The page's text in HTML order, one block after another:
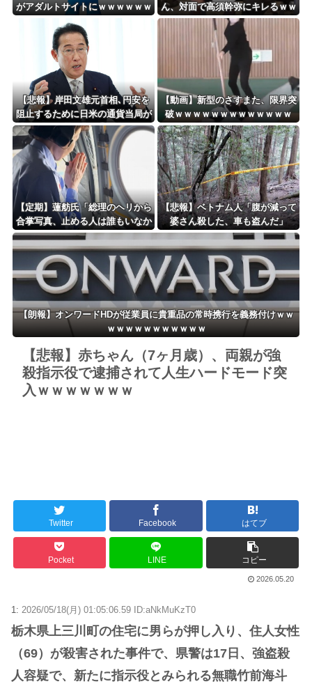
がアダルトサイトにｗｗｗｗｗｗ
ｗｗｗｗｗ
ん、対面で高須幹弥にキレるｗｗ
ｗｗｗｗｗｗｗ
【悲報】岸田文雄元首相､円安を
阻止するために日米の通貨当局が
実施した為替介入は｢一時しのぎ
に過ぎない｣との認識を示す
【動画】新型のさすまた、限界突
破ｗｗｗｗｗｗｗｗｗｗｗｗｗ
【定期】蓮舫氏「総理のヘリから
合掌写真、止める人は誰もいなか
ったの？」「あまりにも愕然」
【悲報】ベトナム人「腹が減って
婆さん殺した、車も盗んだ」
【朗報】オンワードHDが従業員に貴重品の常時携行を義務付けｗｗ
ｗｗｗｗｗｗｗｗｗｗｗ
【悲報】赤ちゃん（7ヶ月歳）、両親が強
殺指示役で逮捕されて人生ハードモード突
入ｗｗｗｗｗｗｗ
Twitter Facebook はてブ
Pocket LINE コピー
2026.05.20
1: 2026/05/18(月) 01:05:06.59 ID:aNkMuKzT0
栃木県上三川町の住宅に男らが押し入り、住人女性
（69）が殺害された事件で、県警は17日、強盗殺
人容疑で、新たに指示役とみられる無職竹前海斗